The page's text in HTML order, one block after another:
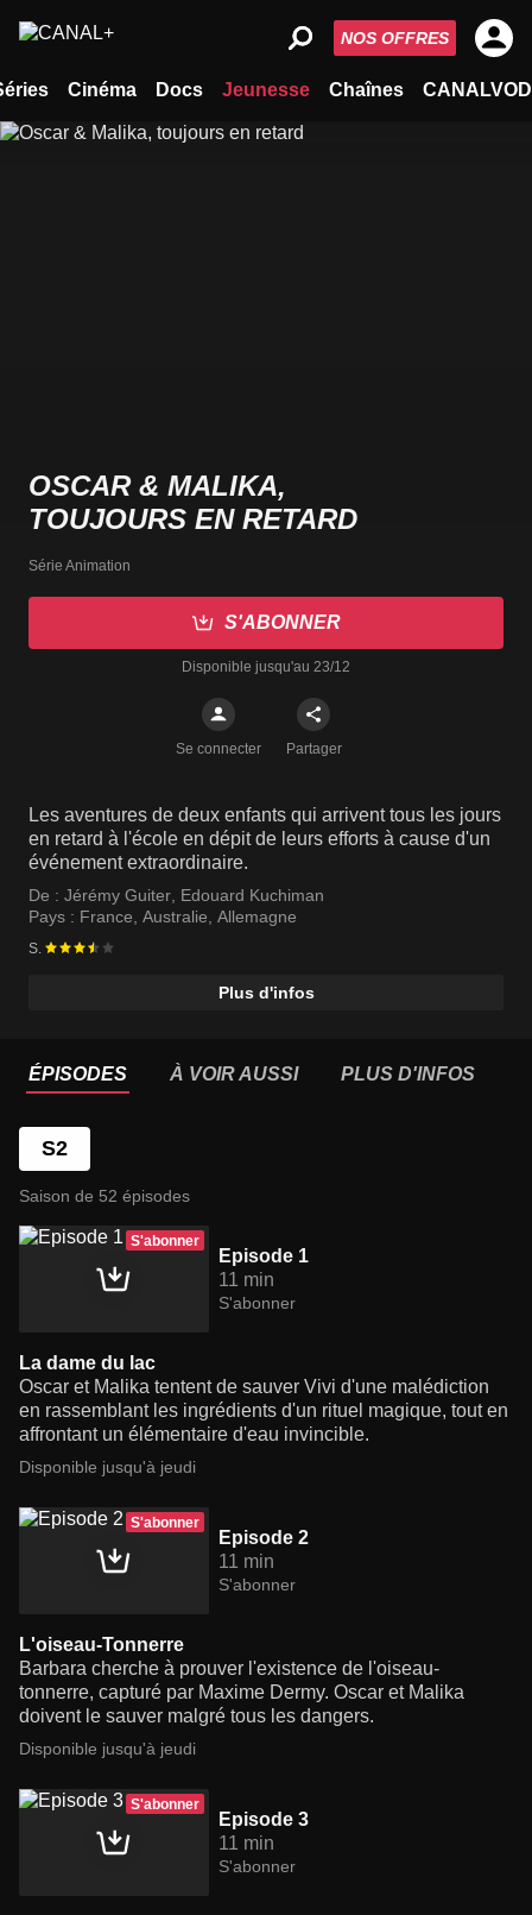
Cinéma Docs Jeunesse Chaînes CANALVOD
NOS OFFRES
OSCAR & MALIKA,
TOUJOURS EN RETARD
Série Animation
S'ABONNER
Disponible jusqu'au 23/12
Se connecter Partager
Les aventures de deux enfants qui arrivent tous les jours
en retard à l'école en dépit de leurs efforts à cause d'un
événement extraordinaire.
De : Jérémy Guiter Edouard Kuchiman
Pays : France Australie Allemagne
S.
Plus d'infos
ÉPISODES À VOIR AUSSI PLUS D'INFOS
S2
Saison de 52 épisodes
S'abonner
Episode 1
11 min
S'abonner
La dame du lac
Oscar et Malika tentent de sauver Vivi d'une malédiction
en rassemblant les ingrédients d'un rituel magique, tout en
affrontant un élémentaire d'eau invincible.
Disponible jusqu'à jeudi
S'abonner
Episode 2
11 min
S'abonner
L'oiseau-Tonnerre
Barbara cherche à prouver l'existence de l'oiseau-
tonnerre, capturé par Maxime Dermy. Oscar et Malika
doivent le sauver malgré tous les dangers.
Disponible jusqu'à jeudi
S'abonner
Episode 3
11 min
S'abonner